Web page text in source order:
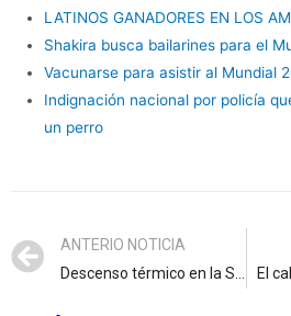
LATINOS GANADORES EN LOS
Shakira busca bailarines para el
Vacunarse para asistir al Mundial
Indignación nacional por policía
un perro
ANTERIO NOTICIA
El